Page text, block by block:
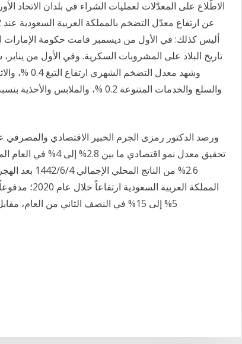
الاطّلاع على المعدّلات لعمليات الشراء في بلدان الاتحاد
أليس كذلك: في الأول من ديسمبر قامت حكومة الإمارات
تاريخ البلاد على المشروبات السكرية. وفي الأول من
ورصد الدكتور رمزى الجرم الخبير الاقتصادي والمصرفي
2.6% من
المملكة
5% إلى 15% في النصف الثاني من العام، مقابل تراجعه في العام 2019. وبلغ المتوسط السنوي